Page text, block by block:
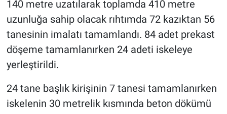
140 metre uzatılarak toplamda 410 metre
uzunluğa sahip olacak rıhtımda 72 kazıktan 56
tanesinin imalatı tamamlandı. 84 adet prekast
döşeme tamamlanırken 24 adeti iskeleye
yerleştirildi.
24 tane başlık kirişinin 7 tanesi tamamlanırken
iskelenin 30 metrelik kısmında beton dökümü